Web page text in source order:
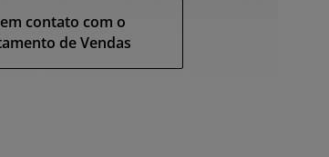
contato com o
de Vendas